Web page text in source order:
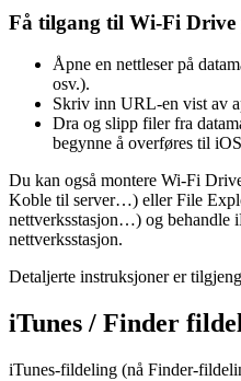
Få tilgang til Wi-Fi Drive
Åpne en nettleser på
osv.).
Skriv inn URL-en vist av
Dra og slipp filer fra
begynne å overføres til
Du kan også montere Wi-Fi
Koble til server…) eller File
nettverksstasjon…) og behandle
nettverksstasjon.
Detaljerte instruksjoner er
iTunes / Finder
iTunes-fildeling (nå Finder-